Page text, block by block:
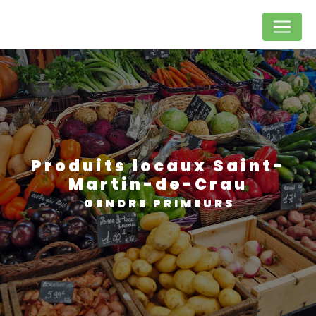
Produits locaux Saint-
Martin-de-Crau
GENDRE PRIMEURS